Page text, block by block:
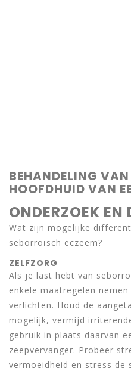
BEHANDELING VAN
HOOFDHUID VAN
ONDERZOEK EN
Wat zijn mogelijke
seborroïsch eczeem?
ZELFZORG
Als je last hebt van
enkele maatregelen
verlichten. Houd de
mogelijk, vermijd
gebruik in plaats daarvan
zeepvervanger. Probeer
vermoeidheid en stress de